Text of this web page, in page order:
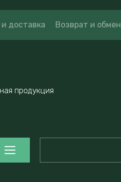
доставка Возврат и обмен
продукция